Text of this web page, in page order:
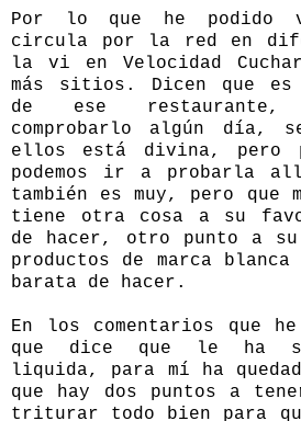
Por lo que he podido
circula por la red en
la vi en Velocidad
más sitios. Dicen que
de ese restaurante,
comprobarlo algún día,
ellos está divina, pero
podemos ir a probarla
también es muy, pero que
tiene otra cosa a su
de hacer, otro punto a
productos de marca blanca
barata de hacer.
En los comentarios que
que dice que le ha
liquida, para mí ha
que hay dos puntos a
triturar todo bien para